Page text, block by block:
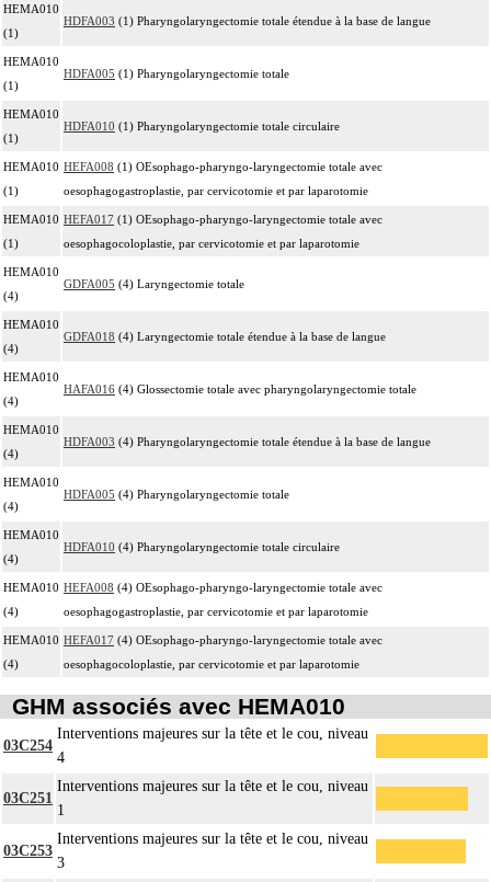
HEMA010
(1)
HDFA003 (1) Pharyngolaryngectomie totale étendue à la base de langue
HEMA010
(1)
HDFA005 (1) Pharyngolaryngectomie totale
HEMA010
(1)
HDFA010 (1) Pharyngolaryngectomie totale circulaire
HEMA010
(1)
HEFA008 (1) OEsophago-pharyngo-laryngectomie totale avec
oesophagogastroplastie, par cervicotomie et par laparotomie
HEMA010
(1)
HEFA017 (1) OEsophago-pharyngo-laryngectomie totale avec
oesophagocoloplastie, par cervicotomie et par laparotomie
HEMA010
(4)
GDFA005 (4) Laryngectomie totale
HEMA010
(4)
GDFA018 (4) Laryngectomie totale étendue à la base de langue
HEMA010
(4)
HAFA016 (4) Glossectomie totale avec pharyngolaryngectomie totale
HEMA010
(4)
HDFA003 (4) Pharyngolaryngectomie totale étendue à la base de langue
HEMA010
(4)
HDFA005 (4) Pharyngolaryngectomie totale
HEMA010
(4)
HDFA010 (4) Pharyngolaryngectomie totale circulaire
HEMA010
(4)
HEFA008 (4) OEsophago-pharyngo-laryngectomie totale avec
oesophagogastroplastie, par cervicotomie et par laparotomie
HEMA010
(4)
HEFA017 (4) OEsophago-pharyngo-laryngectomie totale avec
oesophagocoloplastie, par cervicotomie et par laparotomie
GHM associés avec HEMA010
03C254
Interventions majeures sur la tête et le cou, niveau
4
03C251
Interventions majeures sur la tête et le cou, niveau
1
03C253
Interventions majeures sur la tête et le cou, niveau
3